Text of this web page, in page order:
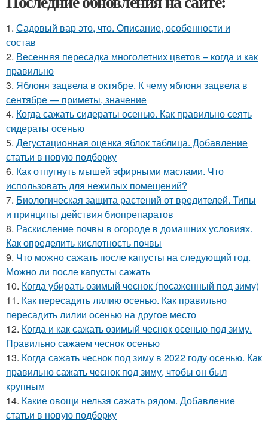
1. Садовый вар это, что. Описание, особенности и
состав
2. Весенняя пересадка многолетних цветов – когда и как
правильно
3. Яблоня зацвела в октябре. К чему яблоня зацвела в
сентябре — приметы, значение
4. Когда сажать сидераты осенью. Как правильно сеять
сидераты осенью
5. Дегустационная оценка яблок таблица. Добавление
статьи в новую подборку
6. Как отпугнуть мышей эфирными маслами. Что
использовать для нежилых помещений?
7. Биологическая защита растений от вредителей. Типы
и принципы действия биопрепаратов
8. Раскисление почвы в огороде в домашних условиях.
Как определить кислотность почвы
9. Что можно сажать после капусты на следующий год.
Можно ли после капусты сажать
10. Когда убирать озимый чеснок (посаженный под зиму)
11. Как пересадить лилию осенью. Как правильно
пересадить лилии осенью на другое место
12. Когда и как сажать озимый чеснок осенью под зиму.
Правильно сажаем чеснок осенью
13. Когда сажать чеснок под зиму в 2022 году осенью. Как
правильно сажать чеснок под зиму, чтобы он был
крупным
14. Какие овощи нельзя сажать рядом. Добавление
статьи в новую подборку